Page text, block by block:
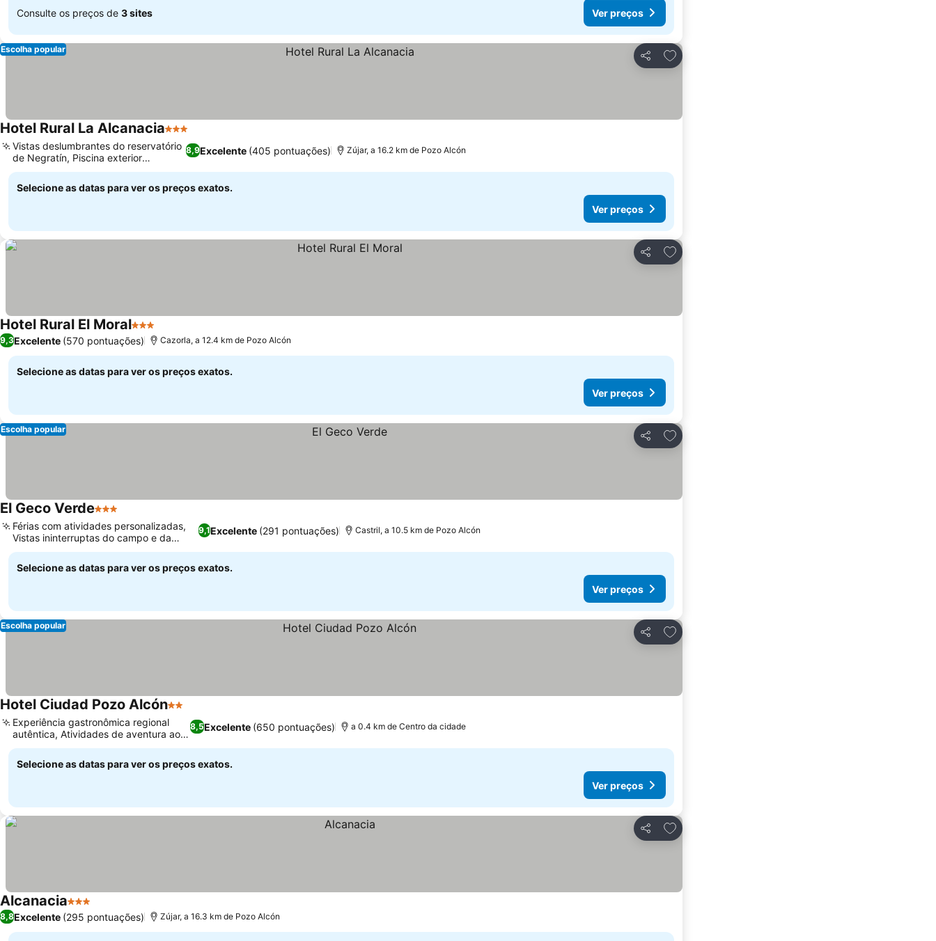
Consulte os preços de 3 sites Ver preços
Partilhar
Adicionar aos favoritos
Escolha popular
Hotel Rural La Alcanacia3 Estrelas
8,9Excelente (405 pontuações)
Vistas deslumbrantes do reservatório
de Negratín, Piscina exterior
charmosa
Zújar, a 16.2 km de Pozo Alcón
Selecione as datas para ver os preços exatos.
Ver preços
Partilhar
Adicionar aos favoritos
Hotel Rural El Moral3 Estrelas
9,3Excelente (570 pontuações) Cazorla, a 12.4 km de Pozo Alcón
Selecione as datas para ver os preços exatos.
Ver preços
Partilhar
Adicionar aos favoritos
Escolha popular
El Geco Verde3 Estrelas
9,1Excelente (291 pontuações)
Férias com atividades personalizadas,
Vistas ininterruptas do campo e da
montanha
Castril, a 10.5 km de Pozo Alcón
Selecione as datas para ver os preços exatos.
Ver preços
Partilhar
Adicionar aos favoritos
Escolha popular
Hotel Ciudad Pozo Alcón2 Estrelas
8,5Excelente (650 pontuações)
Experiência gastronômica regional
autêntica, Atividades de aventura ao
ar livre
a 0.4 km de Centro da cidade
Selecione as datas para ver os preços exatos.
Ver preços
Partilhar
Adicionar aos favoritos
Alcanacia3 Estrelas
8,8Excelente (295 pontuações) Zújar, a 16.3 km de Pozo Alcón